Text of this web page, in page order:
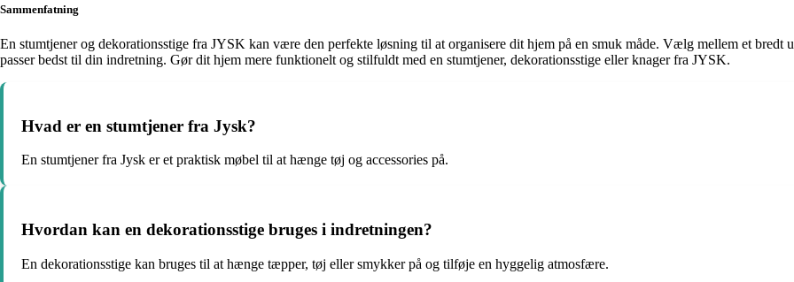
Sammenfatning
En stumtjener og dekorationsstige fra JYSK kan være den perfekte løsning til at organisere dit hjem på en smuk måde. Vælg mellem et
passer bedst til din indretning. Gør dit hjem mere funktionelt og stilfuldt med en stumtjener, dekorationsstige eller knager fra JYSK.
Hvad er en stumtjener fra Jysk?
En stumtjener fra Jysk er et praktisk møbel til at hænge tøj og accessories på.
Hvordan kan en dekorationsstige bruges i indretningen?
En dekorationsstige kan bruges til at hænge tæpper, tøj eller smykker på og tilføje en hyggelig atmosfære.